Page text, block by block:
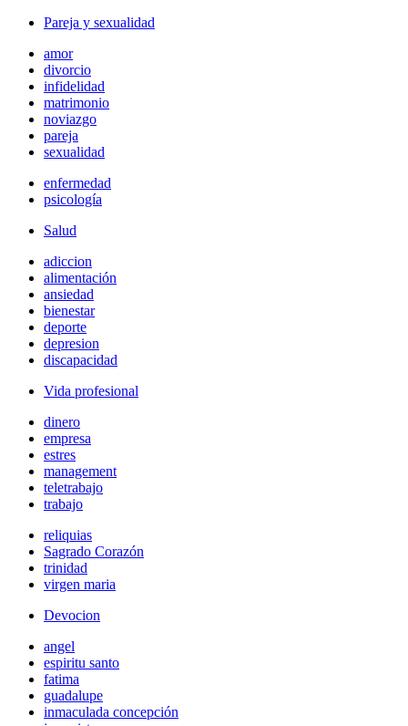
Pareja y sexualidad
amor
divorcio
infidelidad
matrimonio
noviazgo
pareja
sexualidad
enfermedad
psicología
Salud
adiccion
alimentación
ansiedad
bienestar
deporte
depresion
discapacidad
Vida profesional
dinero
empresa
estres
management
teletrabajo
trabajo
reliquias
Sagrado Corazón
trinidad
virgen maria
Devocion
angel
espiritu santo
fatima
guadalupe
inmaculada concepción